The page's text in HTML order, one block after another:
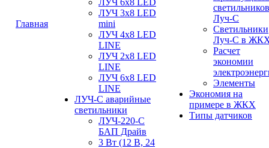
Главная
ЛУЧ 6х8 LED
ЛУЧ 3х8 LED
mini
ЛУЧ 4х8 LED
LINE
ЛУЧ 2х8 LED
LINE
ЛУЧ 6х8 LED
LINE
ЛУЧ-С аварийные
светильники
ЛУЧ-220-С
БАП Драйв
3 Вт (12 В, 24
светильников
Луч-С
Светильники
Луч-С в
Расчет
экономии
Элементы
Экономия на
примере в ЖКХ
Типы датчиков